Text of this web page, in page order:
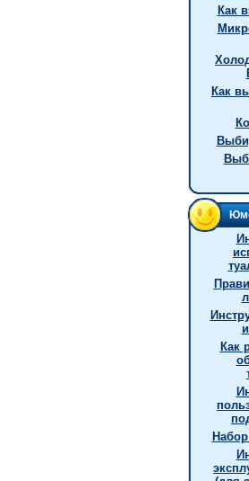
Как
Как
Как